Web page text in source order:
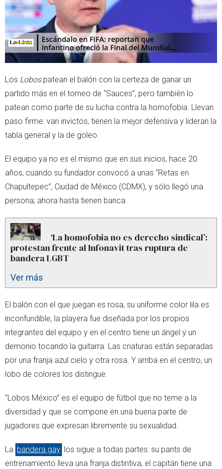
Los Lobos patean el balón con la certeza de ganar un
partido más en el torneo de “Sauces”, pero también lo
patean como parte de su lucha contra la homofobia. Llevan
paso firme: van invictos, tienen la mejor defensiva y lideran la
tabla general y la de goleo.
El equipo ya no es el mismo que en sus inicios, hace 20
años, cuando su fundador convocó a unas “Retas en
Chapultepec”, Ciudad de México (CDMX), y sólo llegó una
persona; ahora hasta tienen banca.
‘La homofobia no es derecho sindical’:
protestan frente al Infonavit tras ruptura de
bandera LGBT
Ver más
El balón con el que juegan es rosa, su uniforme color lila es
inconfundible, la playera fue diseñada por los propios
integrantes del equipo y en el centro tiene un ángel y un
demonio tocando la guitarra. Las criaturas están separadas
por una franja azul cielo y otra rosa. Y arriba en el centro, un
lobo de colores los distingue.
“Lobos México” es el equipo de fútbol que no teme a la
diversidad y que se compone en una buena parte de
jugadores que expresan libremente su sexualidad.
La bandera gay los sigue a todas partes: su pants de
entrenamiento lleva una franja distintiva, el capitán tiene una